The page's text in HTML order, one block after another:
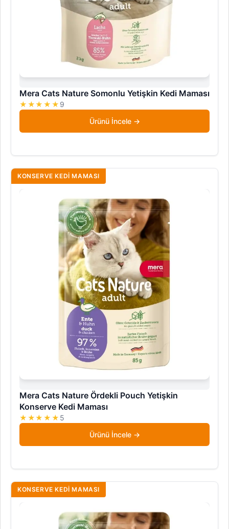
Mera Cats Nature Somonlu Yetişkin Kedi Maması
★★★★★ 9
Ürünü İncele
KONSERVE KEDI MAMASI
Mera Cats Nature Ördekli Pouch Yetişkin
Konserve Kedi Maması
★★★★★ 5
Ürünü İncele
KONSERVE KEDI MAMASI